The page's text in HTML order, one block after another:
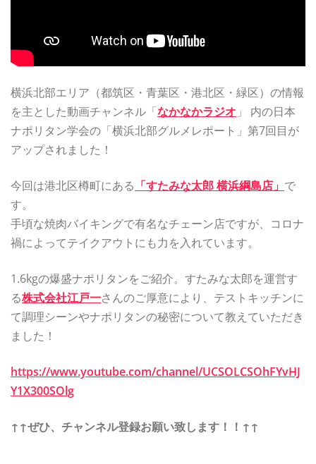
横浜北部エリア（都筑区・青葉区・港北区・緑区）の情報
を主とした動画チャンネル「なかなかラジオ 」 内の日本
ナポリタン学会の「横浜北部グルメレポート」第7回目が
アップされました！
今回は港北区樽町にある 「すたみな太郎 横浜綱島店」 で
す。
手頃な焼肉バイキングで有名なチェーン店ですが、コロナ
禍によってテイクアウトにも力を入れています。
1.6kgの爆盛ナポリタンをご紹介。すたみな太郎を運営す
る株式会社江戸一さんのご厚意により、テストキッチンに
て調理シーンやナポリタンの秘密について教えていただき
ました！
https://www.youtube.com/channel/UCSOLCSOhFYvHJ
Y1X300SOlg
↑↑ぜひ、チャンネル登録お願い致します！！↑↑